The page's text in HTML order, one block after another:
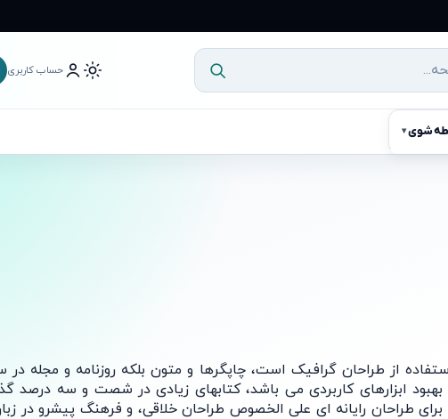
حساب کاربری
شوی▾
از طراحان گرافیک است، چاپگرها و متون بلکه روزنامه و مجله در
ابزارهای کاربردی می باشد، کتابهای زیادی در شصت و سه درصد
طراحان رایانه ای علی الخصوص طراحان خلاقی، و فرهنگ پیشرو در زبان